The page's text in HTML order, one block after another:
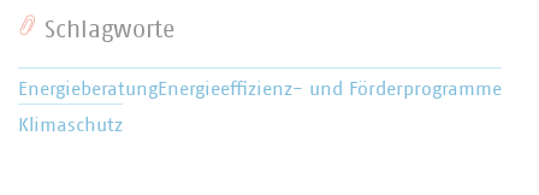
Schlagworte
EnergieberatungEnergieeffizienz- und Förderprogramme
Klimaschutz